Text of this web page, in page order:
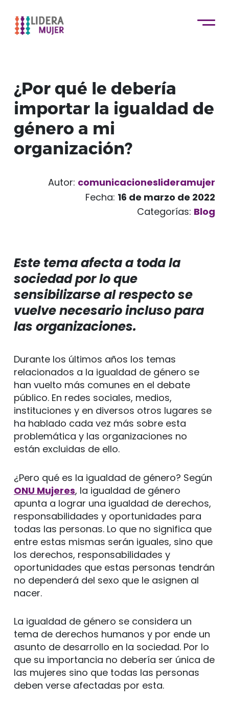
¿Por qué le debería
importar la igualdad de
género a mi
organización?
Autor: comunicacioneslideramujer
Fecha: 16 de marzo de 2022
Categorías: Blog
Este tema afecta a toda la
sociedad por lo que
sensibilizarse al respecto se
vuelve necesario incluso para
las organizaciones.
Durante los últimos años los temas
relacionados a la igualdad de género se
han vuelto más comunes en el debate
público. En redes sociales, medios,
instituciones y en diversos otros lugares se
ha hablado cada vez más sobre esta
problemática y las organizaciones no
están excluidas de ello.
¿Pero qué es la igualdad de género? Según
ONU Mujeres, la igualdad de género
apunta a lograr una igualdad de derechos,
responsabilidades y oportunidades para
todas las personas. Lo que no significa que
entre estas mismas serán iguales, sino que
los derechos, responsabilidades y
oportunidades que estas personas tendrán
no dependerá del sexo que le asignen al
nacer.
La igualdad de género se considera un
tema de derechos humanos y por ende un
asunto de desarrollo en la sociedad. Por lo
que su importancia no debería ser única de
las mujeres sino que todas las personas
deben verse afectadas por esta.